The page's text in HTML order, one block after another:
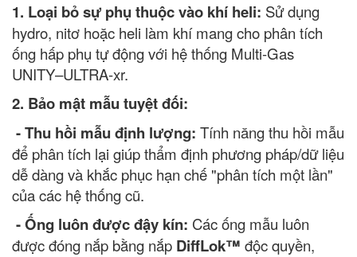
1. Loại bỏ sự phụ thuộc vào khí heli: Sử dụng
hydro, nitơ hoặc heli làm khí mang cho phân tích
ống hấp phụ tự động với hệ thống Multi-Gas
UNITY–ULTRA-xr.
2. Bảo mật mẫu tuyệt đối:
-Thu hồi mẫu định lượng: Tính năng thu hồi mẫu
để phân tích lại giúp thẩm định phương pháp/dữ liệu
dễ dàng và khắc phục hạn chế "phân tích một lần"
của các hệ thống cũ.
-Ống luôn được đậy kín: Các ống mẫu luôn
được đóng nắp bằng nắp DiffLok™ độc quyền,